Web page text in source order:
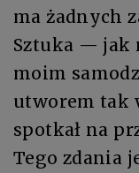
ma żadnych
Sztuka — jak
moim
utworem tak
spotkał na
Tego zdania